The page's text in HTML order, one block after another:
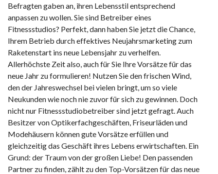
Befragten gaben an, ihren Lebensstil entsprechend
anpassen zu wollen. Sie sind Betreiber eines
Fitnessstudios? Perfekt, dann haben Sie jetzt die Chance,
Ihrem Betrieb durch effektives Neujahrsmarketing zum
Raketenstart ins neue Lebensjahr zu verhelfen.
Allerhöchste Zeit also, auch für Sie Ihre Vorsätze für das
neue Jahr zu formulieren! Nutzen Sie den frischen Wind,
den der Jahreswechsel bei vielen bringt, um so viele
Neukunden wie noch nie zuvor für sich zu gewinnen. Doch
nicht nur Fitnessstudiobetreiber sind jetzt gefragt. Auch
Besitzer von Optikerfachgeschäften, Friseurläden und
Modehäusern können gute Vorsätze erfüllen und
gleichzeitig das Geschäft ihres Lebens erwirtschaften. Ein
Grund: der Traum von der großen Liebe! Den passenden
Partner zu finden, zählt zu den Top-Vorsätzen für das neue